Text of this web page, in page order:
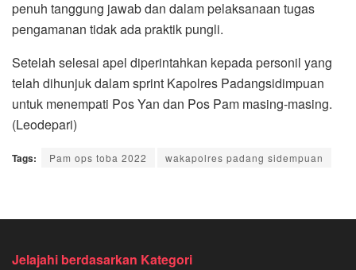
penuh tanggung jawab dan dalam pelaksanaan tugas
pengamanan tidak ada praktik pungli.
Setelah selesai apel diperintahkan kepada personil yang
telah dihunjuk dalam sprint Kapolres Padangsidimpuan
untuk menempati Pos Yan dan Pos Pam masing-masing.
(Leodepari)
Tags: Pam ops toba 2022 wakapolres padang sidempuan
Jelajahi berdasarkan Kategori